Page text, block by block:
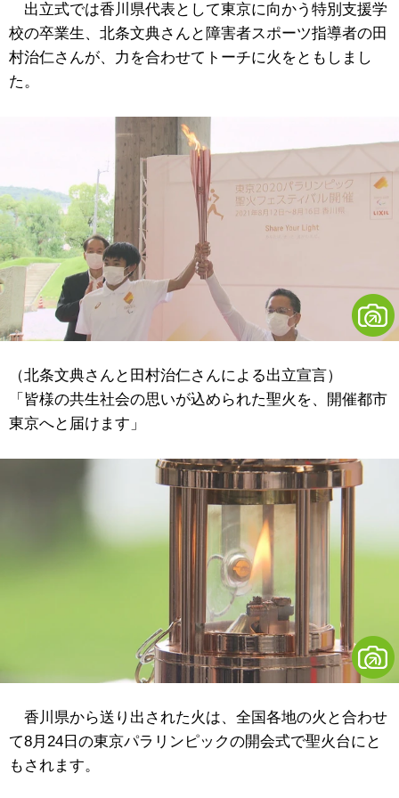
出立式では香川県代表として東京に向かう特別支援学
校の卒業生、北条文典さんと障害者スポーツ指導者の田
村治仁さんが、力を合わせてトーチに火をともしまし
た。
（北条文典さんと田村治仁さんによる出立宣言）
「皆様の共生社会の思いが込められた聖火を、開催都市
東京へと届けます」
香川県から送り出された火は、全国各地の火と合わせ
て8月24日の東京パラリンピックの開会式で聖火台にと
もされます。